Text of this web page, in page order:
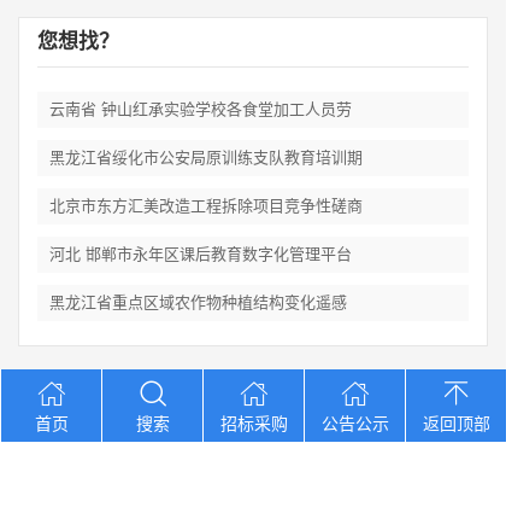
您想找？
云南省 钟山红承实验学校各食堂加工人员劳
黑龙江省绥化市公安局原训练支队教育培训期
北京市东方汇美改造工程拆除项目竞争性磋商
河北 邯郸市永年区课后教育数字化管理平台
黑龙江省重点区域农作物种植结构变化遥感
Copyright © 2012-2026 中招招标网 版权所有 网站备案号：京
ICP备2023026371号-2
首页 搜索 招标采购 公告公示 返回顶部